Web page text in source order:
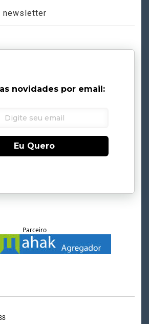
newsletter
novidades por email:
Eu Quero
Parceiro